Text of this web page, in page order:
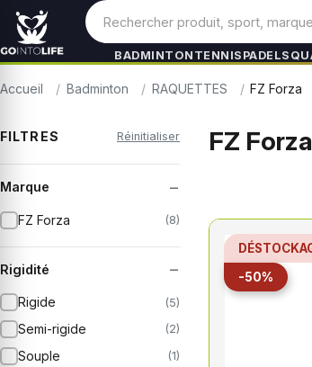
BADMINTON TENNIS PADEL
Accueil Badminton RAQUETTES FZ Forza
FILTRES Réinitialiser
Marque −
FZ Forza (8)
Rigidité −
Rigide (5)
Semi-rigide (2)
Souple (1)
FZ Forza
-50%